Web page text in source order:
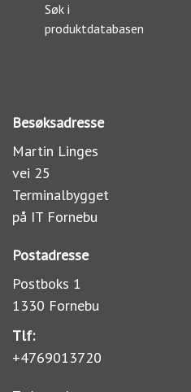
Søk i
produktdatabasen
Besøksadresse
Martin Linges
vei 25
Terminalbygget
på IT Fornebu
Postadresse
Postboks 1
1330 Fornebu
Tlf:
+4769013720